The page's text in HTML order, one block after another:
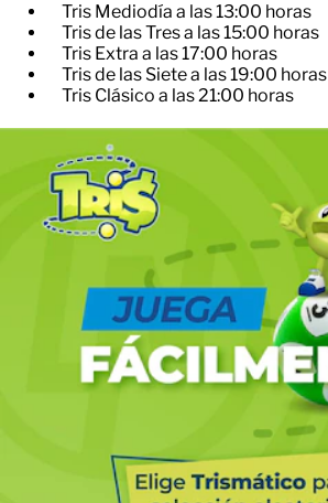
Tris Mediodía a las 13:00 horas
Tris de las Tres a las 15:00 horas
Tris Extra a las 17:00 horas
Tris de las Siete a las 19:00 horas
Tris Clásico a las 21:00 horas